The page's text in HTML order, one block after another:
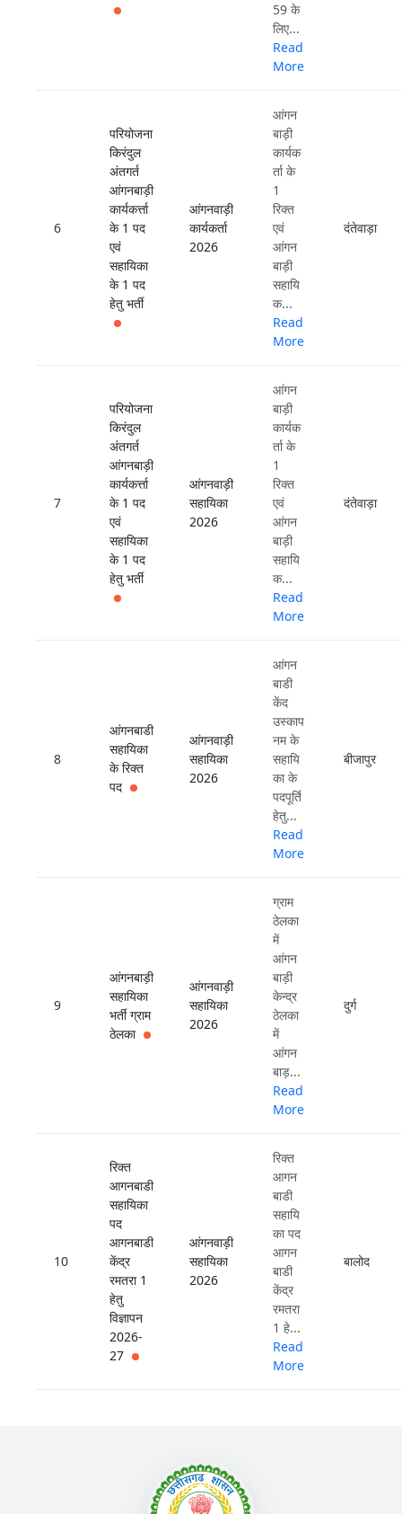
59 के
लिए...
Read
More
6
परियोजना
किरंदुल
अंतगर्त
आंगनबाड़ी
कार्यकर्त्ता
के 1 पद
एवं
सहायिका
के 1 पद
हेतु भर्ती
आंगनवाड़ी
कार्यकर्ता
2026
आंगन
बाड़ी
कार्यक
र्ता के
1
रिक्त
एवं
आंगन
बाड़ी
सहायि
क...
Read
More
दंतेवाड़ा
7
परियोजना
किरंदुल
अंतगर्त
आंगनबाड़ी
कार्यकर्त्ता
के 1 पद
एवं
सहायिका
के 1 पद
हेतु भर्ती
आंगनवाड़ी
सहायिका
2026
आंगन
बाड़ी
कार्यक
र्ता के
1
रिक्त
एवं
आंगन
बाड़ी
सहायि
क...
Read
More
दंतेवाड़ा
8
आंगनबाडी
सहायिका
के रिक्त
पद
आंगनवाड़ी
सहायिका
2026
आंगन
बाडी
केंद
उस्काप
नम के
सहायि
का के
पदपूर्ति
हेतु...
Read
More
बीजापुर
9
आंगनबाड़ी
सहायिका
भर्ती ग्राम
ठेलका
आंगनवाड़ी
सहायिका
2026
ग्राम
ठेलका
में
आंगन
बाड़ी
केन्द्र
ठेलका
में
आंगन
बाड़...
Read
More
दुर्ग
10
रिक्त
आगनबाडी
सहायिका
पद
आगनबाडी
केंद्र
रमतरा 1
हेतु
विज्ञापन
2026-
27
आंगनवाड़ी
सहायिका
2026
रिक्त
आगन
बाडी
सहायि
का पद
आगन
बाडी
केंद्र
रमतरा
1 हे...
Read
More
बालोद